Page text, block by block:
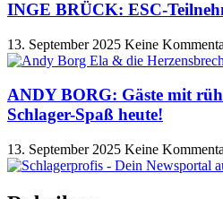
INGE BRÜCK: ESC-
13. September 2025 Keine
ANDY BORG: Gäste mit
Schlager-Spaß heute!
13. September 2025 Keine